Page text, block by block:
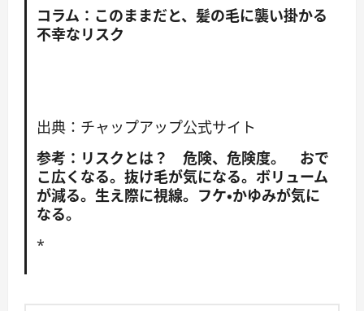
コラム：このままだと、髪の毛に襲い掛かる
不幸なリスク
出典：チャップアップ公式サイト
参考：リスクとは？ 危険、危険度。 おで
こ広くなる。抜け毛が気になる。ボリューム
が減る。生え際に視線。フケ・かゆみが気に
なる。
*